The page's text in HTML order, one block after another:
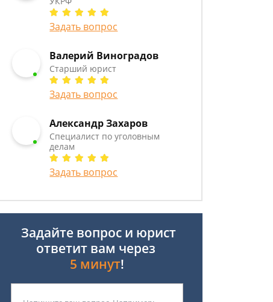
Задать вопрос
Валерий Виноградов
Старший юрист
Задать вопрос
Александр Захаров
Специалист по уголовным
делам
Задать вопрос
Задайте вопрос и юрист
ответит вам через
5 минут!